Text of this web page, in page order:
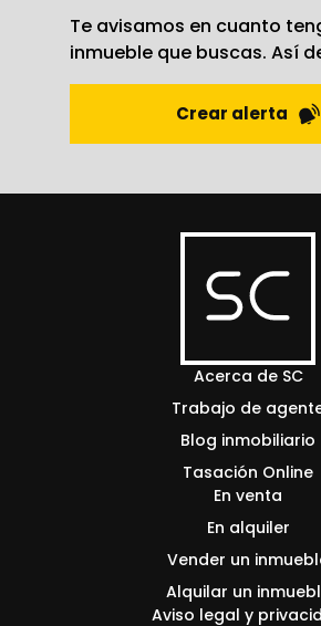
Te avisamos en cuanto
inmueble que buscas. Así
Crear alerta
Acerca de SC
Trabajo de
Blog inmobiliario
Tasación Online
En venta
En alquiler
Vender un
Alquilar un
Aviso legal y